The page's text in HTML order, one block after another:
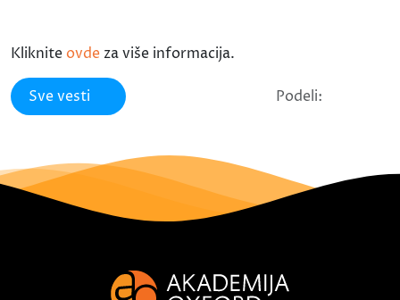
Kliknite ovde za više informacija.
Sve vesti Podeli: